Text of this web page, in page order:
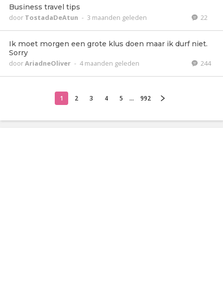
Business travel tips
door TostadaDeAtun - 3 maanden geleden 22
Ik moet morgen een grote klus doen maar ik durf niet.
Sorry
doorAriadneOliver - 4 maanden geleden 244
1 2 3 4 5 ... 992